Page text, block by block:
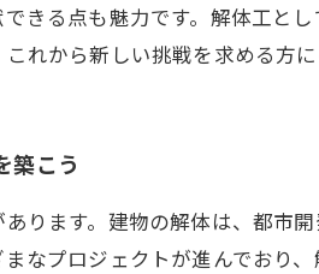
きる点も魅力です。解体工と
れから新しい挑戦を求める方
築こう
ります。建物の解体は、都市
なプロジェクトが進んでおり